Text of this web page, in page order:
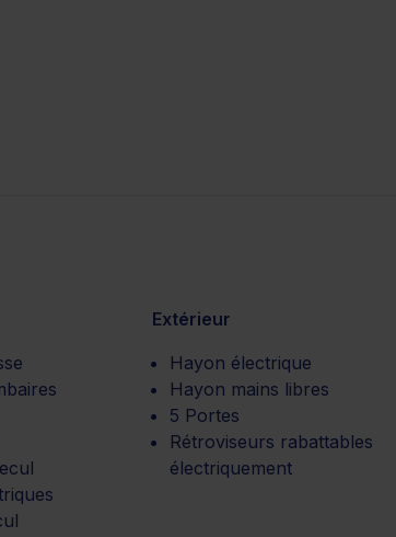
Extérieur
Hayon électrique
Hayon mains libres
5 Portes
Rétroviseurs rabattables
électriquement